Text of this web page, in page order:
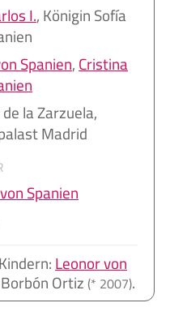
I., Königin Sofía
Spanien,Cristina
la Zarzuela,
Madrid
Spanien
Leonor von
Ortiz (* 2007).